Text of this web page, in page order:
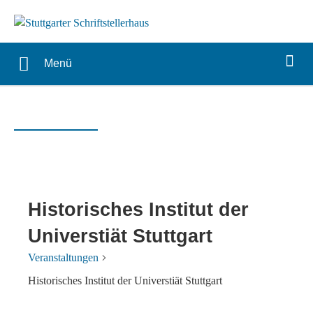
Menü
Historisches Institut der
Universtiät Stuttgart
Veranstaltungen
Historisches Institut der Universtiät Stuttgart